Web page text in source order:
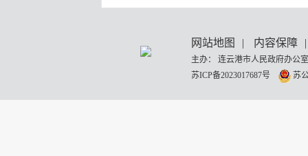
网站地图 | 内容保障 |
主办： 连云港市人民政府办
苏ICP备2023017687号
苏